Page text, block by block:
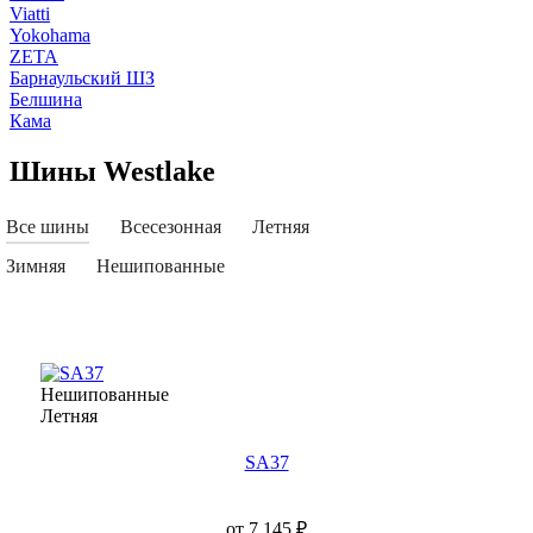
Viatti
Yokohama
ZETA
Барнаульский ШЗ
Белшина
Кама
Шины Westlake
Все шины Всесезонная
Летняя
Зимняя
Нешипованные
Нешипованные
Летняя
SA37
от 7 145 ₽